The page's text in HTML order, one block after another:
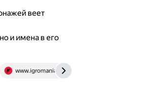
веет
и имена в его
www.igromania.ru